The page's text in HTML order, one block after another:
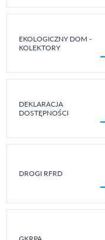
EKOLOGICZNY DOM -
KOLEKTORY
DEKLARACJA
DOSTĘPNOŚCI
DROGI RFRD